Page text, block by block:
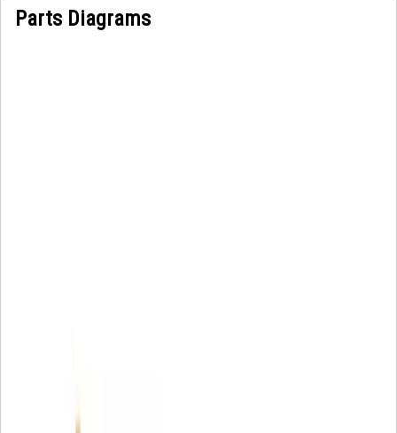
Parts Diagrams